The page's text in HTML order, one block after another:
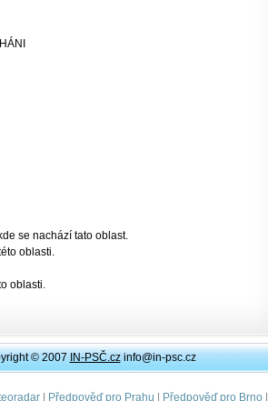
se nachází tato oblast.
oblasti.
oblasti.
© 2007IN-PSČ.czinfo@in-psc.cz
| Předpověď pro Prahu | Předpověď pro Brno|